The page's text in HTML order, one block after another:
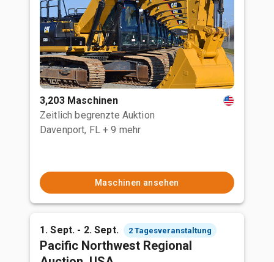
3,203 Maschinen
Zeitlich begrenzte Auktion
Davenport, FL + 9 mehr
Maschinen ansehen
1. Sept. - 2. Sept. 2 Tagesveranstaltung
Pacific Northwest Regional